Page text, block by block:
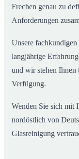
Frechen genau zu
Anforderungen
Unsere
langjährige
und wir stehen
Verfügung.
Wenden Sie sich mit
nordöstlich von
Glasreinigung